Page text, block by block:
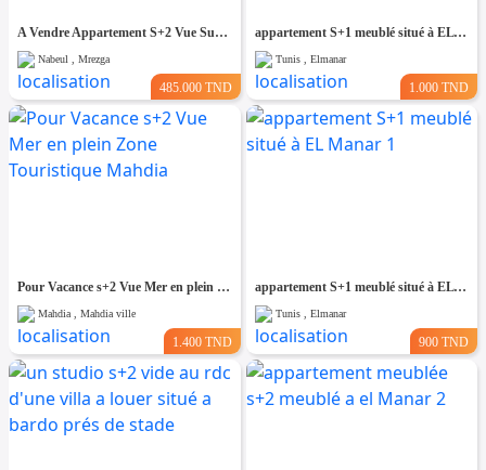
A Vendre Appartement S+2 Vue Sur Mer à AFH Mrezga, Nabeul
Nabeul , Mrezga
485.000 TND
appartement S+1 meublé situé à EL Manar 1
Tunis , Elmanar
1.000 TND
Pour Vacance s+2 Vue Mer en plein Zone Touristique Mahdia
Mahdia , Mahdia ville
1.400 TND
appartement S+1 meublé situé à EL Manar 1
Tunis , Elmanar
900 TND